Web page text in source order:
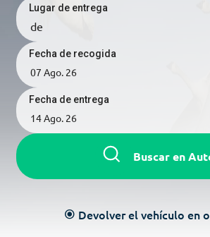
Lugar de entrega
Fecha de recogida
Fecha de entrega
Buscar en
radio_button_checked Devolver el vehículo en